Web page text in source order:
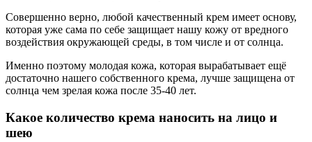
Совершенно верно, любой качественный крем имеет основу,
которая уже сама по себе защищает нашу кожу от вредного
воздействия окружающей среды, в том числе и от солнца.
Именно поэтому молодая кожа, которая вырабатывает ещё
достаточно нашего собственного крема, лучше защищена от
солнца чем зрелая кожа после 35-40 лет.
Какое количество крема наносить на лицо и
шею